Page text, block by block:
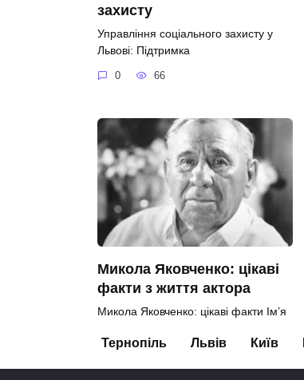
захисту
Управління соціального захисту у
Львові: Підтримка
0 66
Микола Яковченко: цікаві
факти з життя актора
Микола Яковченко: цікаві факти Ім’я
0
Тернопіль Львів Київ